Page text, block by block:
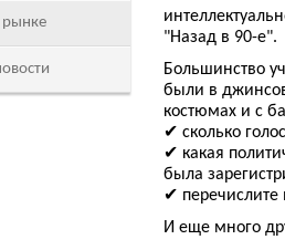
"Назад в 90-е".
Большинство
были в
костюмах и с
✔ сколько
✔ какая
была
✔ перечислите
И еще много